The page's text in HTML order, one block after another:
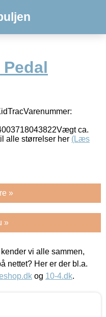
ca.
alle størrelser her (Læs
»
»
vi alle sammen,
nettet? Her er der bl.a.
og 10-4.dk.